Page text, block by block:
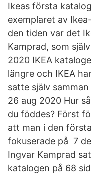
Ikeas första
exemplaret av
den tiden var det
Kamprad, som
2020 IKEA
längre och IKEA
satte själv
26 aug 2020 Hur
du föddes? Först
att man i den
fokuserade på 7
Ingvar Kamprad
katalogen på 68